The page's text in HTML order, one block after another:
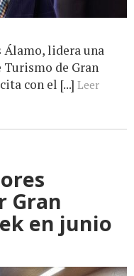
Álamo, lidera una
de Gran
con el [...] Leer
Gran
en junio